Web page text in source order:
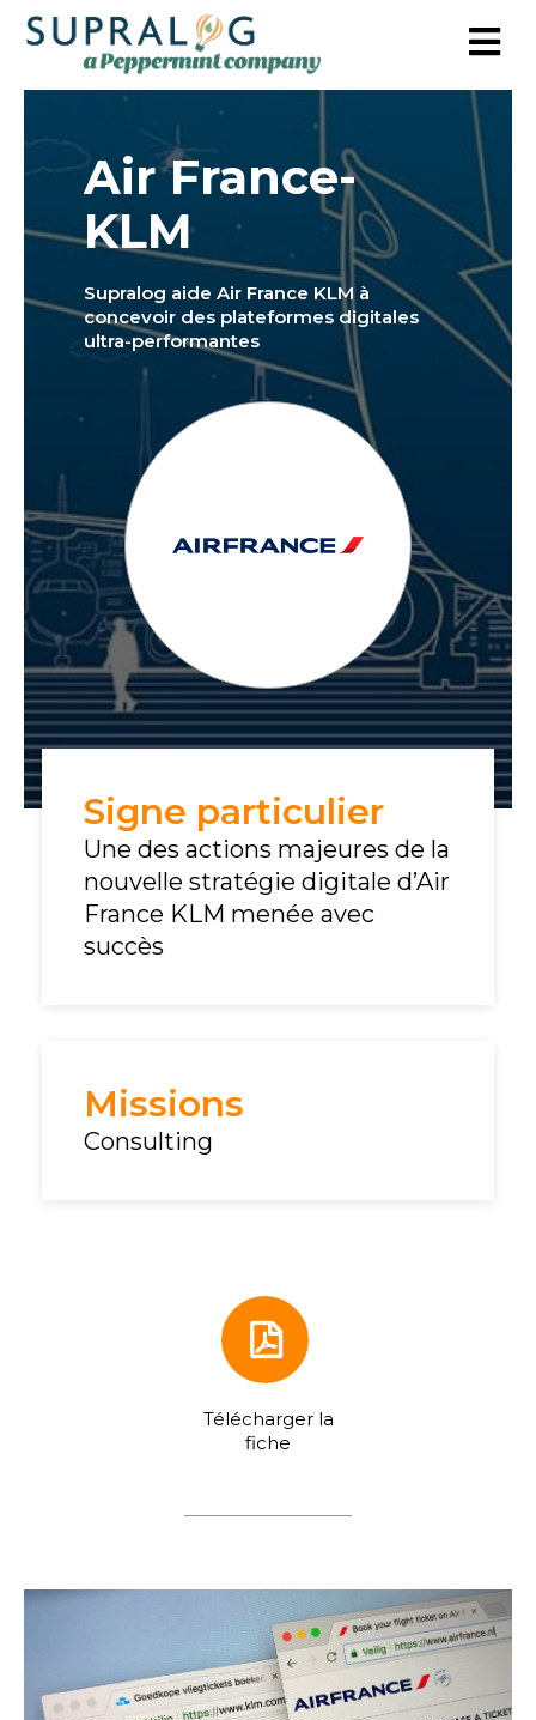
Air France-
KLM
Supralog aide Air France KLM à
concevoir des plateformes digitales
ultra-performantes
Signe particulier
Une des actions majeures de la
nouvelle stratégie digitale d’Air
France KLM menée avec
succès
Missions
Consulting
Télécharger la
fiche